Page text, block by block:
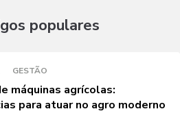
populares
GESTÃO
máquinas agrícolas:
para atuar no agro moderno